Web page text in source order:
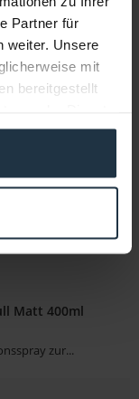
Partner für
weiter. Unsere
mit
bereitgestellt
Matt 400ml
zur...